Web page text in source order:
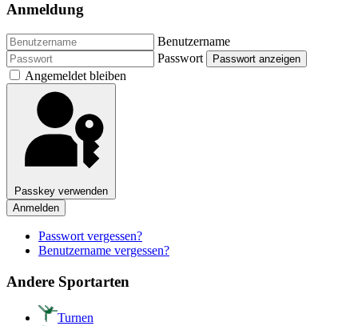
Anmeldung
Benutzername
Passwort
Passwort anzeigen
Angemeldet bleiben
Passkey verwenden
Anmelden
Passwort vergessen?
Benutzername vergessen?
Andere Sportarten
Turnen